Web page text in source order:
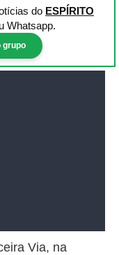
do ESPÍRITO
Whatsapp.
grupo
Via, na